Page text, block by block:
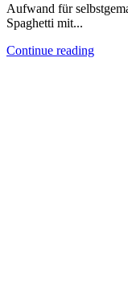
Aufwand für
Spaghetti mit...
Continue reading